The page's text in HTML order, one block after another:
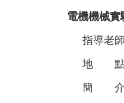
電機機械實
指導老
地 點
簡 介